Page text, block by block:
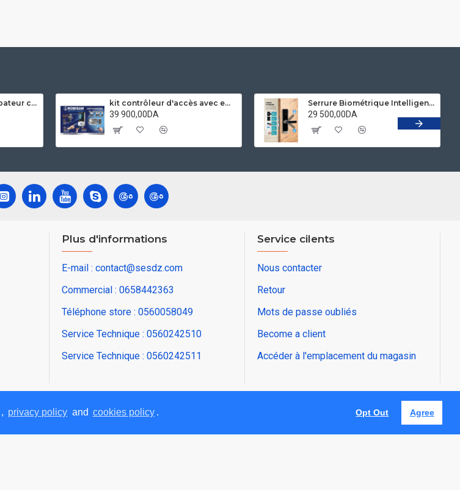
, privacy policy and cookies policy . Opt Out Agree
Thermostat oeuf incubateur contrôleur Hygrostat Ketotek XM18 entièrement automatique micro-ordinateur contrôle température humidité capteur kit contrôleur d'accès avec empreinte et reconnaissance faciale ROBISAN X10
39 900,00DA
Serrure Biométrique Intelligent Bluetooth TTlock ROBISAN X23 ( Deverrouillage Par Empreinte , Code , App , Clée et TAG Mifare )
29 500,00DA
Plus d'informations
E-mail : contact@sesdz.com
Commercial : 0658442363
Téléphone store : 0560058049
Service Technique : 0560242510
Service Technique : 0560242511
Service cilents
Nous contacter
Retour
Mots de passe oubliés
Become a client
Accéder à l'emplacement du magasin